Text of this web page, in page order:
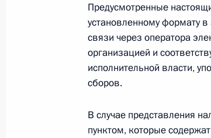
О внесении изменений в
Федеральный закон от
26 июля 2026 года
Предусмотренные
установленному формату
связи через оператора
организацией и
исполнительной власти,
сборов.
В случае представления
пунктом, которые